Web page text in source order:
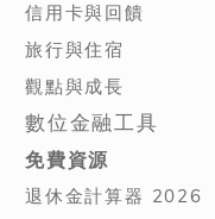
信用卡與回饋
旅行與住宿
觀點與成長
數位金融工具
免費資源
退休金計算器 2026